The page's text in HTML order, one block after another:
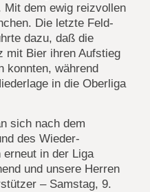
Mit dem ewig reizvollen
Die letzte Feld-
dazu, daß die
mit Bier ihren Aufstieg
konnten, während
in die Oberliga
sich nach dem
des Wieder-
in der Liga
und unsere Herren
– Samstag, 9.